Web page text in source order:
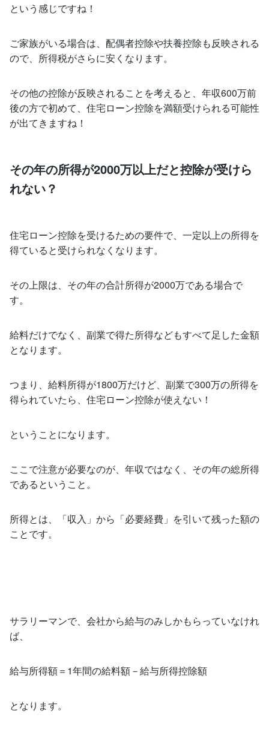
という感じですね！
ご家族がいる場合は、配偶者控除や扶養控除も反映される
ので、所得税がさらに安くなります。
その他の控除が反映されることを考えると、年収600万前
後の方で初めて、住宅ローン控除を満額受けられる可能性
が出てきますね！
その年の所得が2000万以上だと控除が受けら
れない？
住宅ローン控除を受けるための要件で、一定以上の所得を
得ていると受けられなくなります。
その上限は、その年の合計所得が2000万である場合で
す。
給料だけでなく、副業で得た所得などもすべて足した金額
となります。
つまり、給料所得が1800万だけど、副業で300万の所得を
得られていたら、住宅ローン控除が使えない！
ということになります。
ここで注意が必要なのが、年収ではなく、その年の総所得
であるということ。
所得とは、「収入」から「必要経費」を引いて残った額の
ことです。
サラリーマンで、会社から給与のみしかもらっていなけれ
ば、
給与所得額＝1年間の給料額－給与所得控除額
となります。